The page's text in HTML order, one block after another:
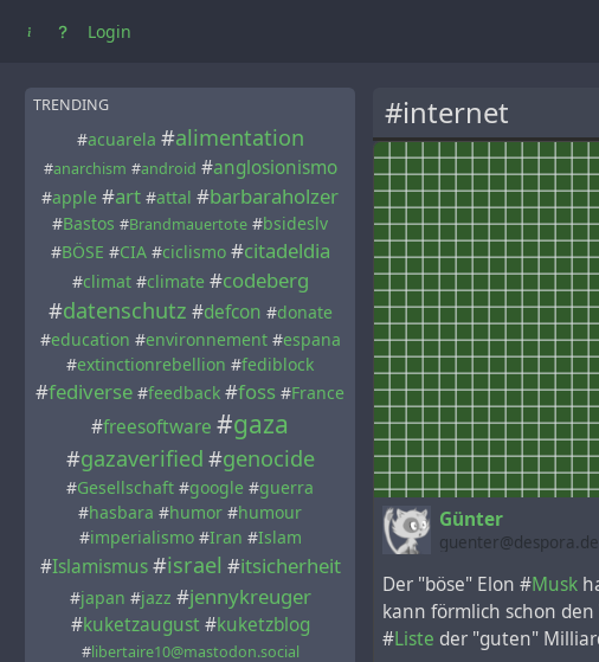
Login
TRENDING
#acuarela #alimentation
#anarchism #android #anglosionismo
#apple #art #attal #barbaraholzer
#Bastos #Brandmauertote #bsideslv
#BÖSE #CIA #ciclismo #citadeldia
#climat #climate #codeberg
#datenschutz #defcon #donate
#education #environnement #espana
#extinctionrebellion #fediblock
#fediverse #feedback #foss #France
#freesoftware #gaza
#gazaverified #genocide
#Gesellschaft #google #guerra
#hasbara #humor #humour
#imperialismo #Iran #Islam
#Islamismus #israel #itsicherheit
#japan #jazz #jennykreuger
#kuketzaugust #kuketzblog
#libertaire10@mastodon.social
#internet
Günter
guenter@despora.de
Der "böse" Elon #Musk
kann förmlich schon
#Liste der "guten"